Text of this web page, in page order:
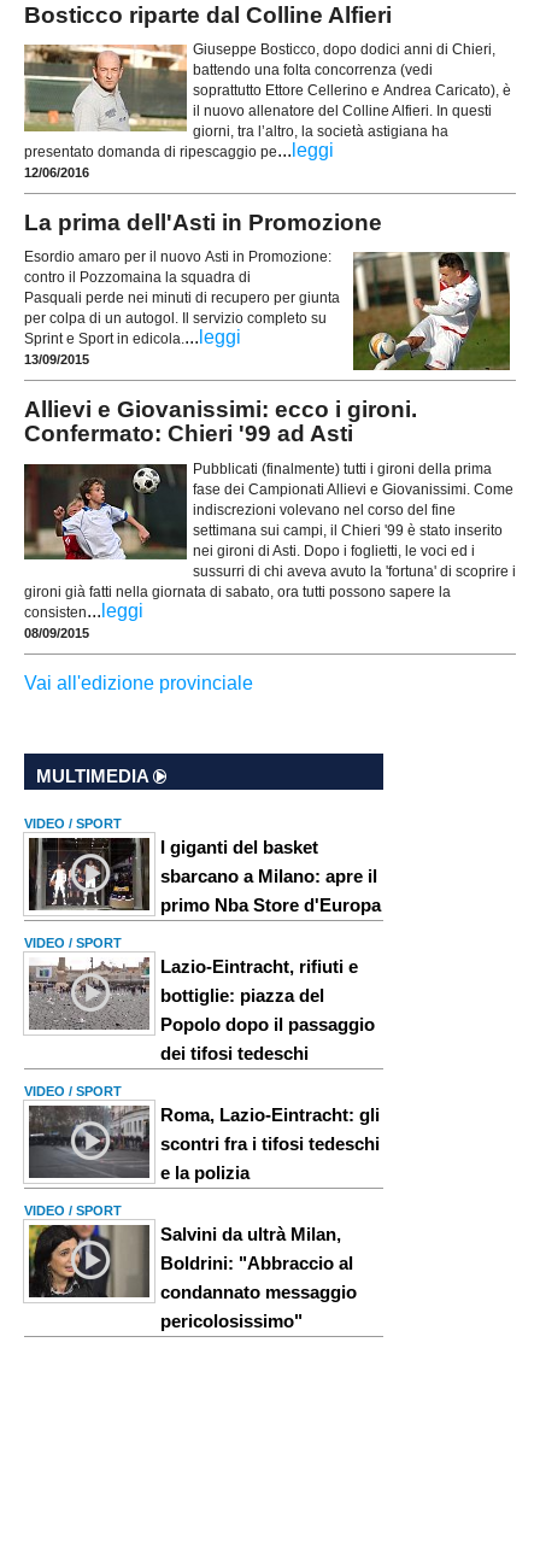
Bosticco riparte dal Colline Alfieri
Giuseppe Bosticco, dopo dodici anni di Chieri,
battendo una folta concorrenza (vedi
soprattutto Ettore Cellerino e Andrea Caricato), è
il nuovo allenatore del Colline Alfieri. In questi
giorni, tra l’altro, la società astigiana ha
presentato domanda di ripescaggio pe... leggi
12/06/2016
La prima dell'Asti in Promozione
Esordio amaro per il nuovo Asti in Promozione:
contro il Pozzomaina la squadra di
Pasquali perde nei minuti di recupero per giunta
per colpa di un autogol. Il servizio completo su
Sprint e Sport in edicola.... leggi
13/09/2015
Allievi e Giovanissimi: ecco i gironi.
Confermato: Chieri '99 ad Asti
Pubblicati (finalmente) tutti i gironi della prima
fase dei Campionati Allievi e Giovanissimi. Come
indiscrezioni volevano nel corso del fine
settimana sui campi, il Chieri '99 è stato inserito
nei gironi di Asti. Dopo i foglietti, le voci ed i
sussurri di chi aveva avuto la 'fortuna' di scoprire i
gironi già fatti nella giornata di sabato, ora tutti possono sapere la
consisten... leggi
08/09/2015
Vai all'edizione provinciale
MULTIMEDIA
VIDEO / SPORT
I giganti del basket
sbarcano a Milano: apre il
primo Nba Store d'Europa
VIDEO / SPORT
Lazio-Eintracht, rifiuti e
bottiglie: piazza del
Popolo dopo il passaggio
dei tifosi tedeschi
VIDEO / SPORT
Roma, Lazio-Eintracht: gli
scontri fra i tifosi tedeschi
e la polizia
VIDEO / SPORT
Salvini da ultrà Milan,
Boldrini: "Abbraccio al
condannato messaggio
pericolosissimo"